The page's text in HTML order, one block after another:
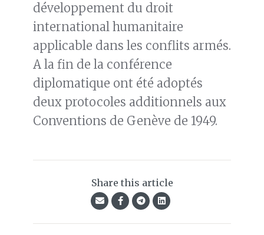
développement du droit
international humanitaire
applicable dans les conflits armés.
A la fin de la conférence
diplomatique ont été adoptés
deux protocoles additionnels aux
Conventions de Genève de 1949.
Share this article